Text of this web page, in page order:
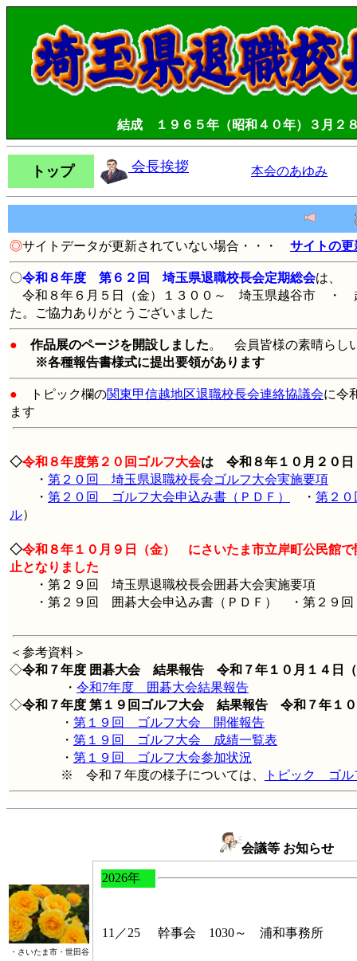
結成 １９６５年（昭和４０年）３月２
トップ 会長挨拶 本会のあゆみ
◎サイトデータが更新されていない場合・・・ サイトの更
〇令和８年度 第６２回 埼玉県退職校長会定期総会は、
令和８年６月５日（金）１３００～ 埼玉県越谷市 ・
た。ご協力ありがとうございました
● 作品展のページを開設しました。 会員皆様の素晴らし
※各種報告書様式に提出要領があります
● トピック欄の関東甲信越地区退職校長会連絡協議会に令
ます
◇令和８年度第２０回ゴルフ大会は 令和８年１０月２０
・ 第２０回 埼玉県退職校長会ゴルフ大会実施要項
・ 第２０回 ゴルフ大会申込み書（ＰＤＦ） ・ 第２０
ル）
◇令和８年１０月９日（金） にさいたま市立岸町公民館
止となりました
・第２９回 埼玉県退職校長会囲碁大会実施要項
・第２９回 囲碁大会申込み書（ＰＤＦ） ・第２９回
＜参考資料＞
◇令和７年度 囲碁大会 結果報告 令和７年１０月１４日
・ 令和7年度 囲碁大会結果報告
◇令和７年度 第１９回ゴルフ大会 結果報告 令和７年１
・ 第１９回 ゴルフ大会 開催報告
・ 第１９回 ゴルフ大会 成績一覧表
・ 第１９回 ゴルフ大会参加状況
※ 令和７年度の様子については、
トピック ゴル
・さいたま市・世田谷
会議等 お知らせ